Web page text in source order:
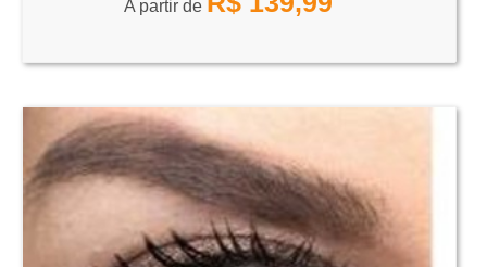
A partir de